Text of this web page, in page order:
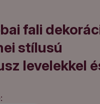
fali
stílusú
levelekkel